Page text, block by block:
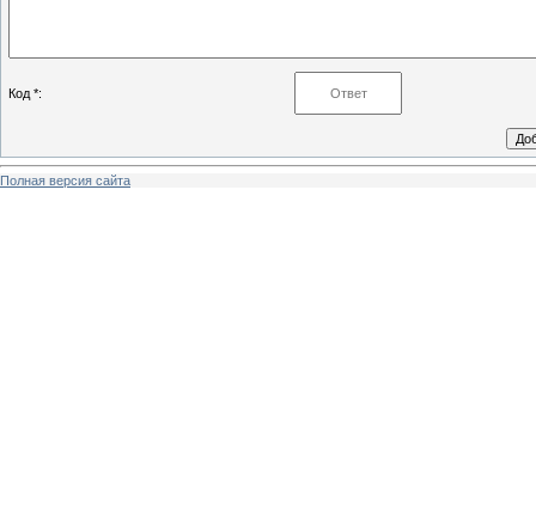
Код *:
Полная версия сайта